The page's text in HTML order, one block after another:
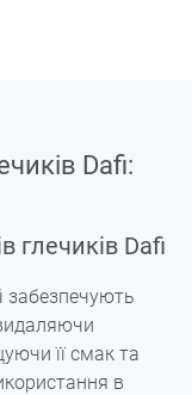
Dafi:
глечиків Dafi
забезпечують
її смак та
в